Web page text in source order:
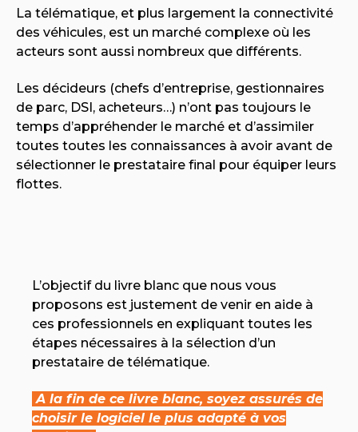
La télématique, et plus largement la connectivité
des véhicules, est un marché complexe où les
acteurs sont aussi nombreux que différents.
Les décideurs (chefs d’entreprise, gestionnaires
de parc, DSI, acheteurs…) n’ont pas toujours le
temps d’appréhender le marché et d’assimiler
toutes toutes les connaissances à avoir avant de
sélectionner le prestataire final pour équiper leurs
flottes.
L’objectif du livre blanc que nous vous
proposons est justement de venir en aide à
ces professionnels en expliquant toutes les
étapes nécessaires à la sélection d’un
prestataire de télématique.
A la fin de ce livre blanc, soyez assurés de
choisir le logiciel le plus adapté à vos